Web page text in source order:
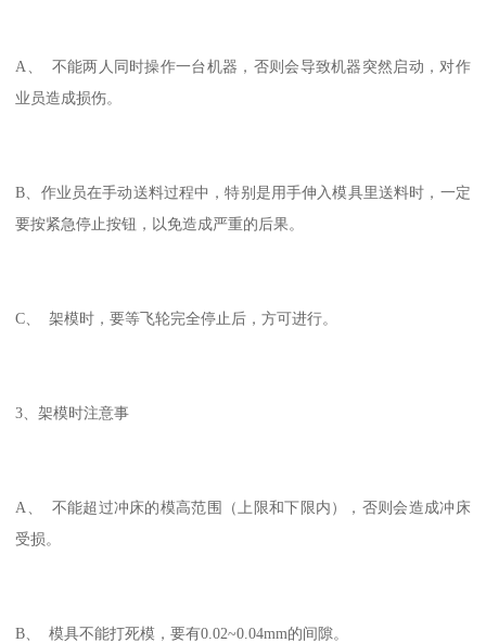
A、 不能两人同时操作一台机器，否则会导致机器突然启动，对作
业员造成损伤。
B、作业员在手动送料过程中，特别是用手伸入模具里送料时，一定
要按紧急停止按钮，以免造成严重的后果。
C、 架模时，要等飞轮完全停止后，方可进行。
3、架模时注意事
A、 不能超过冲床的模高范围（上限和下限内），否则会造成冲床
受损。
B、 模具不能打死模，要有0.02~0.04mm的间隙。